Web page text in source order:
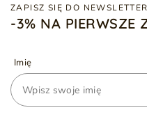
ZAPISZ SIĘ DO
-3% NA PIERWSZE
Imię